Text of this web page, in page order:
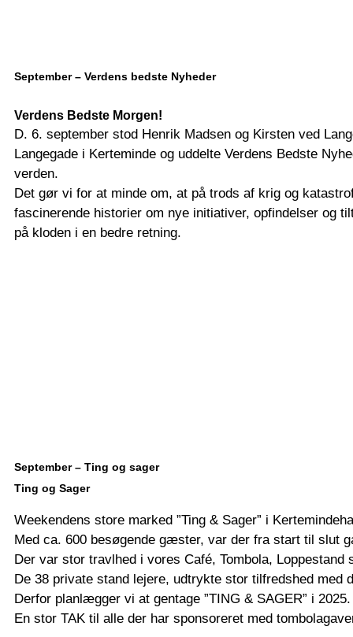
September – Verdens bedste Nyheder
Verdens Bedste Morgen!
D. 6. september stod Henrik Madsen og Kirsten ved
Langegade i Kerteminde og uddelte Verdens Bedste
verden.
Det gør vi for at minde om, at på trods af krig og
fascinerende historier om nye initiativer, opfindelser og
på kloden i en bedre retning.
September – Ting og sager
Ting og Sager
Weekendens store marked ”Ting & Sager” i
Med ca. 600 besøgende gæster, var der fra start til slut
Der var stor travlhed i vores Café, Tombola, Loppestand
De 38 private stand lejere, udtrykte stor tilfredshed med
Derfor planlægger vi at gentage ”TING & SAGER” i 2025.
En stor TAK til alle der har sponsoreret med